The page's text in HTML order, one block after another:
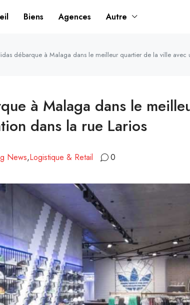
Biens Agences Autre
débarque à Malaga dans le meilleur quartier de la ville avec
à Malaga dans le
dans la rue Larios
News,Logistique & Retail 0